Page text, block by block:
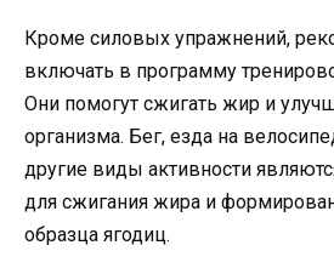
Кроме силовых упражнений,
включать в программу
Они помогут сжигать жир и
организма. Бег, езда на
другие виды активности
для сжигания жира и
образца ягодиц.